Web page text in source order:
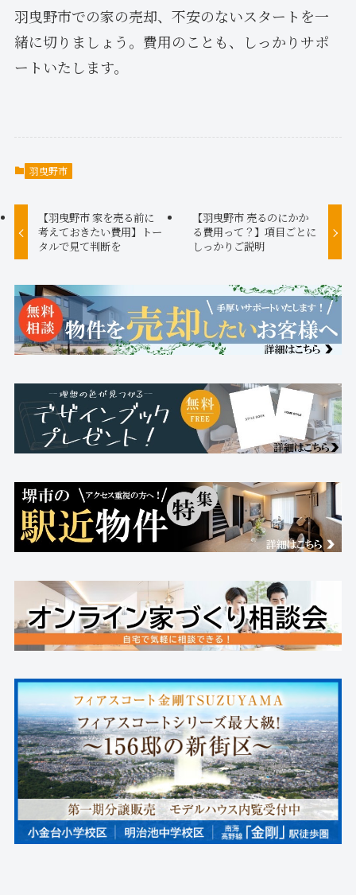
羽曳野市での家の売却、不安のないスタートを一
緒に切りましょう。費用のことも、しっかりサポ
ートいたします。
羽曳野市
【羽曳野市 家を売る前に
考えておきたい費用】トー
タルで見て判断を
【羽曳野市 売るのにかか
る費用って？】項目ごとに
しっかりご説明